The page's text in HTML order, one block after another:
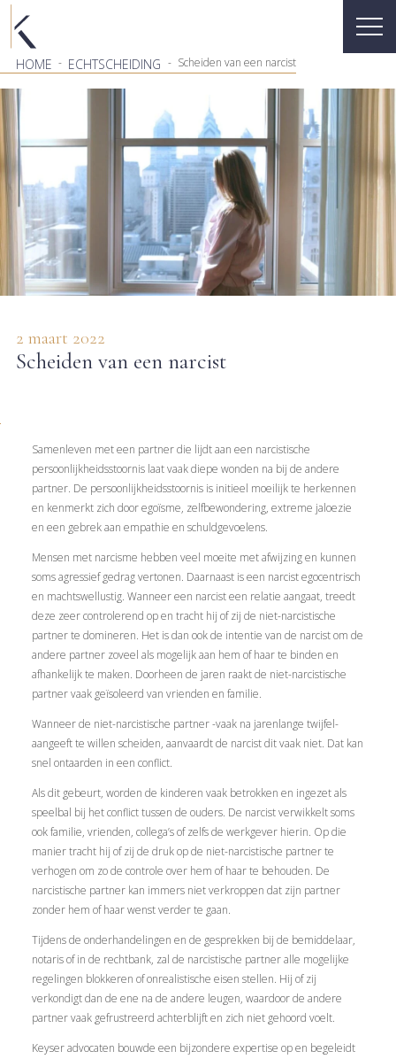
HOME - ECHTSCHEIDING - Scheiden van een narcist
2 maart 2022
Scheiden van een narcist
Samenleven met een partner die lijdt aan een narcistische
persoonlijkheidsstoornis laat vaak diepe wonden na bij de andere
partner. De persoonlijkheidsstoornis is initieel moeilijk te herkennen
en kenmerkt zich door egoïsme, zelfbewondering, extreme jaloezie
en een gebrek aan empathie en schuldgevoelens.
Mensen met narcisme hebben veel moeite met afwijzing en kunnen
soms agressief gedrag vertonen. Daarnaast is een narcist egocentrisch
en machtswellustig. Wanneer een narcist een relatie aangaat, treedt
deze zeer controlerend op en tracht hij of zij de niet-narcistische
partner te domineren. Het is dan ook de intentie van de narcist om de
andere partner zoveel als mogelijk aan hem of haar te binden en
afhankelijk te maken. Doorheen de jaren raakt de niet-narcistische
partner vaak geïsoleerd van vrienden en familie.
Wanneer de niet-narcistische partner -vaak na jarenlange twijfel-
aangeeft te willen scheiden, aanvaardt de narcist dit vaak niet. Dat kan
snel ontaarden in een conflict.
Als dit gebeurt, worden de kinderen vaak betrokken en ingezet als
speelbal bij het conflict tussen de ouders. De narcist verwikkelt soms
ook familie, vrienden, collega’s of zelfs de werkgever hierin. Op die
manier tracht hij of zij de druk op de niet-narcistische partner te
verhogen om zo de controle over hem of haar te behouden. De
narcistische partner kan immers niet verkroppen dat zijn partner
zonder hem of haar wenst verder te gaan.
Tijdens de onderhandelingen en de gesprekken bij de bemiddelaar,
notaris of in de rechtbank, zal de narcistische partner alle mogelijke
regelingen blokkeren of onrealistische eisen stellen. Hij of zij
verkondigt dan de ene na de andere leugen, waardoor de andere
partner vaak gefrustreerd achterblijft en zich niet gehoord voelt.
Keyser advocaten bouwde een bijzondere expertise op en begeleidt